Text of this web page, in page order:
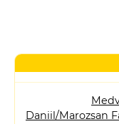
Daniil/Marozsan